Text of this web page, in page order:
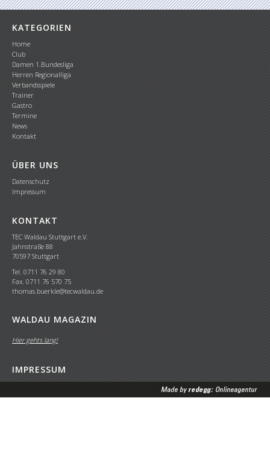
KATEGORIEN
Home
Club
Damen 1.Bundesliga
Herren Regionalliga
Verbandsspiele
Trainer
Gastro
Termine
News
Kontakt
ÜBER UNS
Datenschutz
Impressum
KONTAKT
TEC Waldau Stuttgart e.V.
Jahnstraße 88
70597 Stuttgart
Tel. 0711 76 29 80
Fax. 0711 76 570 75
thomas.buerkle@tecwaldau.de
WALDAU MAGAZIN
Hier gehts lang!
IMPRESSUM